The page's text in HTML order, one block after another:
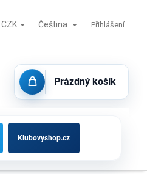
hřišť Kontakty
CZK Čeština Přihlášení
NÁKUPNÍ
KOŠÍK
Prázdný košík
Klubovyshop.cz